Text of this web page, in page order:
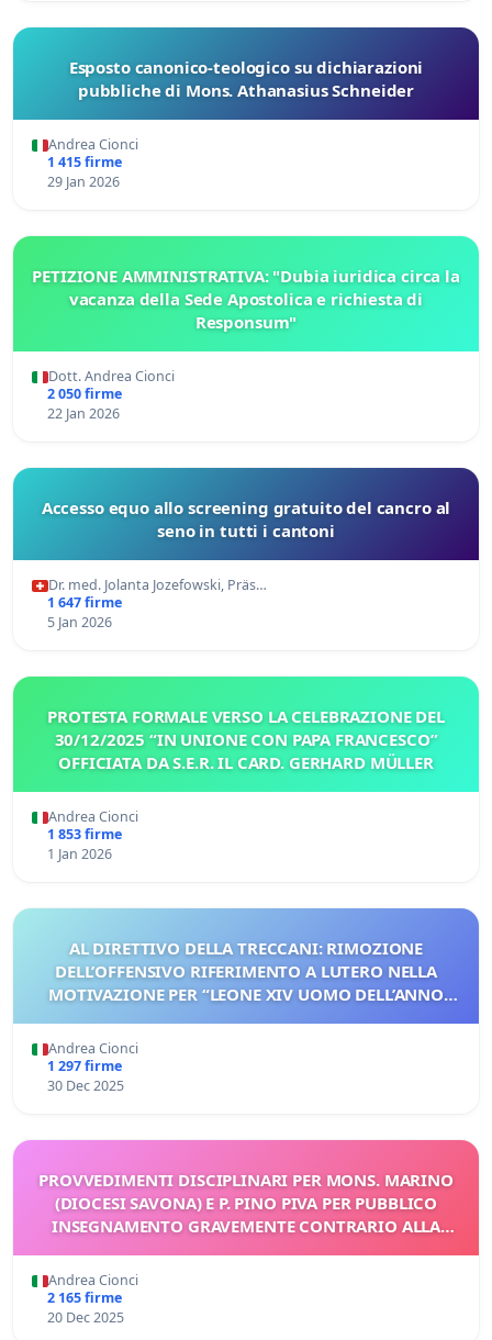
Esposto canonico-teologico su dichiarazioni
pubbliche di Mons. Athanasius Schneider
Andrea Cionci
1 415 firme
29 Jan 2026
PETIZIONE AMMINISTRATIVA: "Dubia iuridica circa la
vacanza della Sede Apostolica e richiesta di
Responsum"
Dott. Andrea Cionci
2 050 firme
22 Jan 2026
Accesso equo allo screening gratuito del cancro al
seno in tutti i cantoni
Dr. med. Jolanta Jozefowski, Präs…
1 647 firme
5 Jan 2026
PROTESTA FORMALE VERSO LA CELEBRAZIONE DEL
30/12/2025 “IN UNIONE CON PAPA FRANCESCO”
OFFICIATA DA S.E.R. IL CARD. GERHARD MÜLLER
Andrea Cionci
1 853 firme
1 Jan 2026
AL DIRETTIVO DELLA TRECCANI: RIMOZIONE
DELL’OFFENSIVO RIFERIMENTO A LUTERO NELLA
MOTIVAZIONE PER “LEONE XIV UOMO DELL’ANNO
Andrea Cionci
1 297 firme
30 Dec 2025
PROVVEDIMENTI DISCIPLINARI PER MONS. MARINO
(DIOCESI SAVONA) E P. PINO PIVA PER PUBBLICO
INSEGNAMENTO GRAVEMENTE CONTRARIO ALLA
Andrea Cionci
2 165 firme
20 Dec 2025